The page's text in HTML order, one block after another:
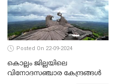
Posted On 22-09-2024
കൊല്ലം ജില്ലയിലെ
വിനോദസഞ്ചാര കേന്ദ്രങ്ങൾ